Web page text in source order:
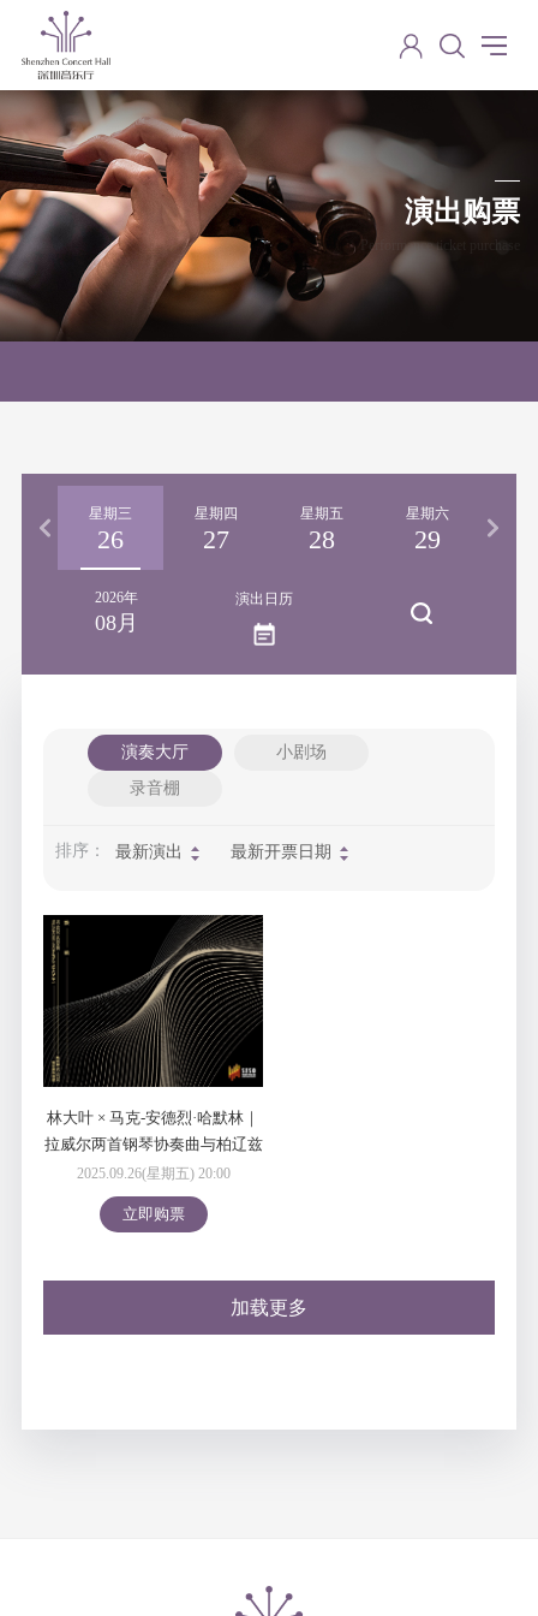
演出购票
Performance ticket purchase
星期三
26
星期四
27
星期五
28
星期六
29
2026年
08月
演出日历
演奏大厅
小剧场
录音棚
排序： 最新演出 最新开票日期
林大叶 × 马克-安德烈·哈默林｜
拉威尔两首钢琴协奏曲与柏辽兹
幻想曲--深圳交响乐团
2025/2026音乐季
2025.09.26(星期五) 20:00
立即购票
加载更多